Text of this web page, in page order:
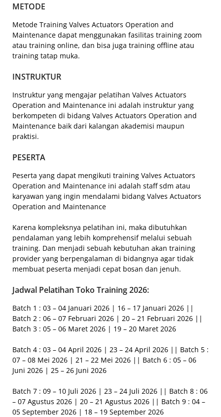
METODE
Metode Training Valves Actuators Operation and
Maintenance dapat menggunakan fasilitas training zoom
atau training online, dan bisa juga training offline atau
training tatap muka.
INSTRUKTUR
Instruktur yang mengajar pelatihan Valves Actuators
Operation and Maintenance ini adalah instruktur yang
berkompeten di bidang Valves Actuators Operation and
Maintenance baik dari kalangan akademisi maupun
praktisi.
PESERTA
Peserta yang dapat mengikuti training Valves Actuators
Operation and Maintenance ini adalah staff sdm atau
karyawan yang ingin mendalami bidang Valves Actuators
Operation and Maintenance
Karena kompleksnya pelatihan ini, maka dibutuhkan
pendalaman yang lebih komprehensif melalui sebuah
training. Dan menjadi sebuah kebutuhan akan training
provider yang berpengalaman di bidangnya agar tidak
membuat peserta menjadi cepat bosan dan jenuh.
Jadwal Pelatihan Toko Training 2026:
Batch 1 : 03 – 04 Januari 2026 | 16 – 17 Januari 2026 ||
Batch 2 : 06 – 07 Februari 2026 | 20 – 21 Februari 2026 ||
Batch 3 : 05 – 06 Maret 2026 | 19 – 20 Maret 2026
Batch 4 : 03 – 04 April 2026 | 23 – 24 April 2026 || Batch 5 :
07 – 08 Mei 2026 | 21 – 22 Mei 2026 || Batch 6 : 05 – 06
Juni 2026 | 25 – 26 Juni 2026
Batch 7 : 09 – 10 Juli 2026 | 23 – 24 Juli 2026 || Batch 8 : 06
– 07 Agustus 2026 | 20 – 21 Agustus 2026 || Batch 9 : 04 –
05 September 2026 | 18 – 19 September 2026